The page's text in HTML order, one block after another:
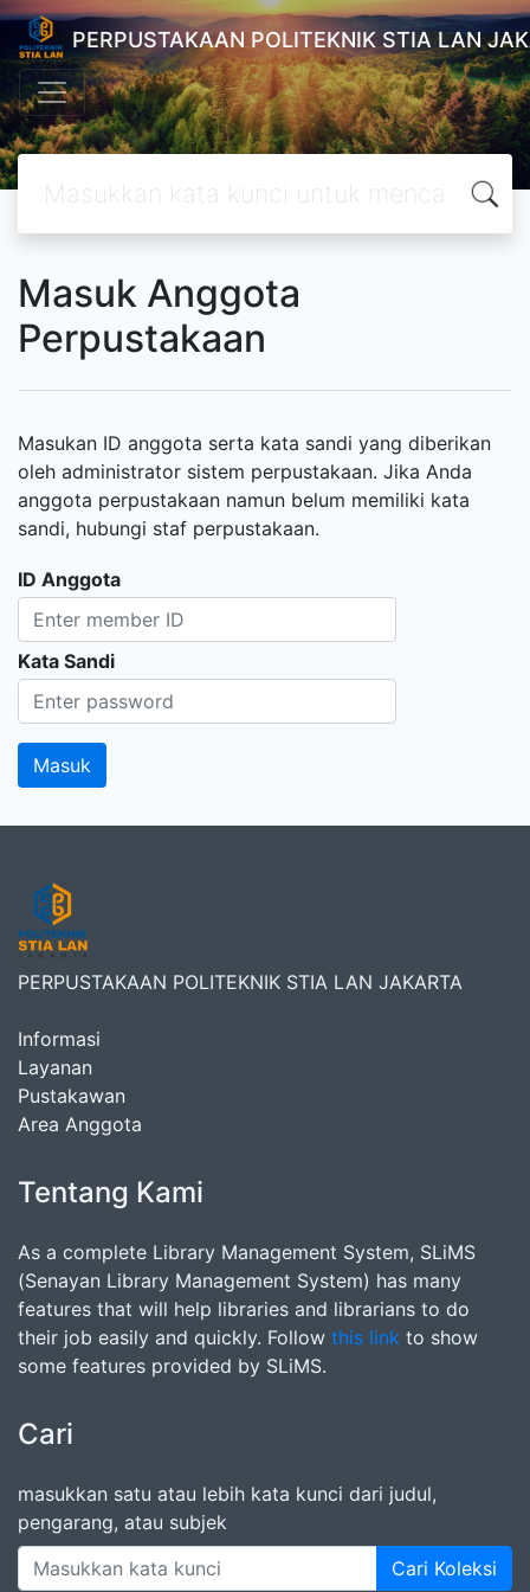
PERPUSTAKAAN POLITEKNIK STIA LAN
Masuk Anggota
Perpustakaan
Masukan ID anggota serta kata sandi yang diberikan
oleh administrator sistem perpustakaan. Jika Anda
anggota perpustakaan namun belum memiliki kata
sandi, hubungi staf perpustakaan.
ID Anggota
Kata Sandi
PERPUSTAKAAN POLITEKNIK STIA LAN JAKARTA
Informasi
Layanan
Pustakawan
Area Anggota
Tentang Kami
As a complete Library Management System, SLiMS
(Senayan Library Management System) has many
features that will help libraries and librarians to do
their job easily and quickly. Follow this link to show
some features provided by SLiMS.
Cari
masukkan satu atau lebih kata kunci dari judul,
pengarang, atau subjek
Cari Koleksi